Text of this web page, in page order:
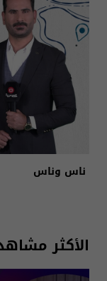
ناس وناس
الأكثر